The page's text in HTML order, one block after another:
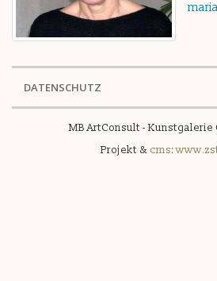
DATENSCHUTZ
MB ArtConsult - Kunstgalerie
Projekt & cms: